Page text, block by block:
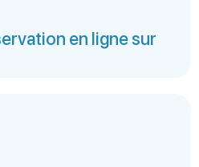
en ligne sur